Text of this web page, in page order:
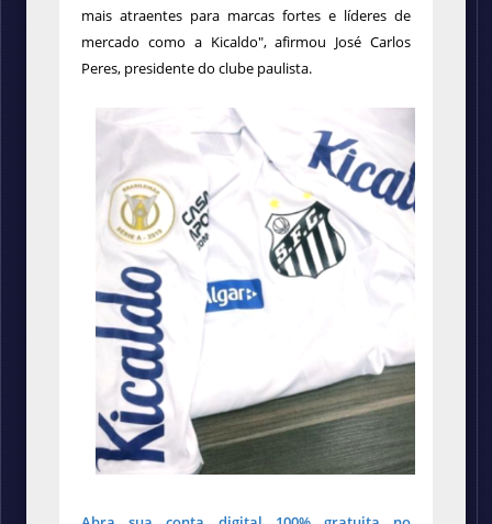
mais atraentes para marcas fortes e líderes de
mercado como a Kicaldo", afirmou José Carlos
Peres, presidente do clube paulista.